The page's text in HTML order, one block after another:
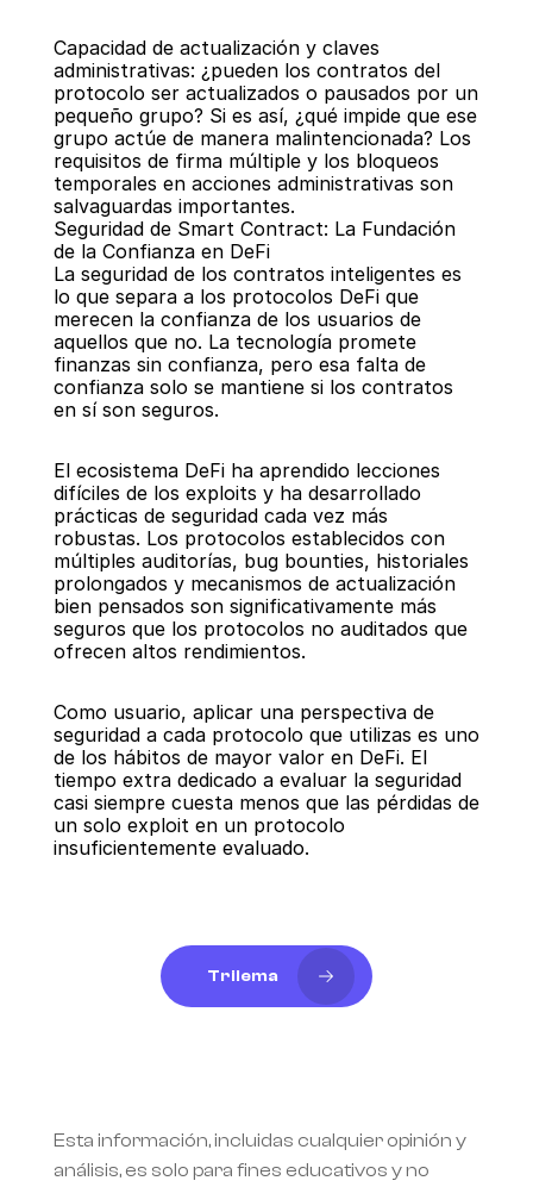
Capacidad de actualización y claves
administrativas: ¿pueden los contratos del
protocolo ser actualizados o pausados por un
pequeño grupo? Si es así, ¿qué impide que ese
grupo actúe de manera malintencionada? Los
requisitos de firma múltiple y los bloqueos
temporales en acciones administrativas son
salvaguardas importantes.
Seguridad de Smart Contract: La Fundación
de la Confianza en DeFi
La seguridad de los contratos inteligentes es
lo que separa a los protocolos DeFi que
merecen la confianza de los usuarios de
aquellos que no. La tecnología promete
finanzas sin confianza, pero esa falta de
confianza solo se mantiene si los contratos
en sí son seguros.
El ecosistema DeFi ha aprendido lecciones
difíciles de los exploits y ha desarrollado
prácticas de seguridad cada vez más
robustas. Los protocolos establecidos con
múltiples auditorías, bug bounties, historiales
prolongados y mecanismos de actualización
bien pensados son significativamente más
seguros que los protocolos no auditados que
ofrecen altos rendimientos.
Como usuario, aplicar una perspectiva de
seguridad a cada protocolo que utilizas es uno
de los hábitos de mayor valor en DeFi. El
tiempo extra dedicado a evaluar la seguridad
casi siempre cuesta menos que las pérdidas de
un solo exploit en un protocolo
insuficientemente evaluado.
Trilema
Esta información, incluidas cualquier opinión y
análisis, es solo para fines educativos y no